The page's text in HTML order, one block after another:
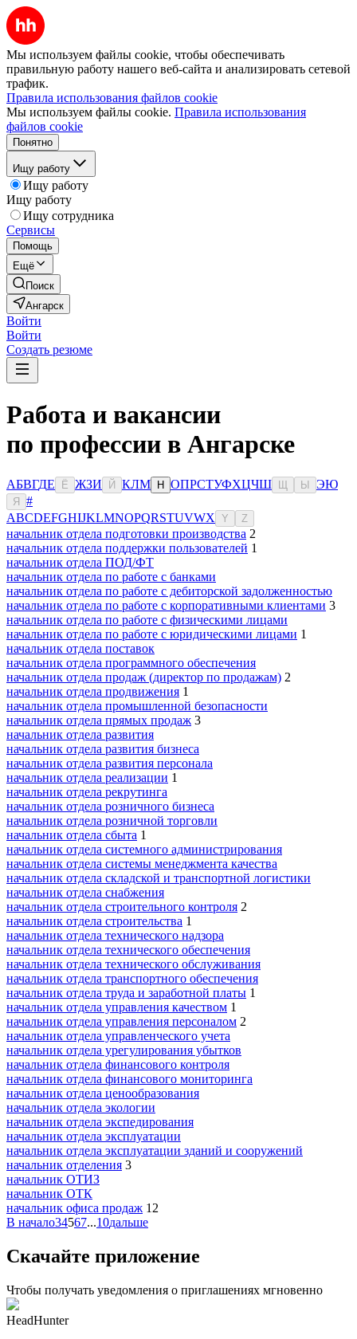
Мы используем файлы cookie, чтобы обеспечивать
правильную работу нашего веб-сайта и анализировать сетевой
трафик.
Правила использования файлов cookie
Мы используем файлы cookie. Правила использования
файлов cookie
Понятно
Ищу работу
Ищу работу
Ищу работу
Ищу сотрудника
Сервисы
Помощь
Ещё
Поиск
Ангарск
Войти
Войти
Создать резюме
Работа и вакансии
по профессии в Ангарске
АБВГДЕ Ё ЖЗИ Й КЛМ Н ОПРСТУФХЦЧШ Ы ЭЮ
Я
#
ABCDEFGHIJKLMNOPQRSTUVWX Y Z
начальник отдела подготовки производства 2
начальник отдела поддержки пользователей 1
начальник отдела ПОД/ФТ
начальник отдела по работе с банками
начальник отдела по работе с дебиторской задолженностью
начальник отдела по работе с корпоративными клиентами 3
начальник отдела по работе с физическими лицами
начальник отдела по работе с юридическими лицами 1
начальник отдела поставок
начальник отдела программного обеспечения
начальник отдела продаж (директор по продажам) 2
начальник отдела продвижения 1
начальник отдела промышленной безопасности
начальник отдела прямых продаж 3
начальник отдела развития
начальник отдела развития бизнеса
начальник отдела развития персонала
начальник отдела реализации 1
начальник отдела рекрутинга
начальник отдела розничного бизнеса
начальник отдела розничной торговли
начальник отдела сбыта 1
начальник отдела системного администрирования
начальник отдела системы менеджмента качества
начальник отдела складской и транспортной логистики
начальник отдела снабжения
начальник отдела строительного контроля 2
начальник отдела строительства 1
начальник отдела технического надзора
начальник отдела технического обеспечения
начальник отдела технического обслуживания
начальник отдела транспортного обеспечения
начальник отдела труда и заработной платы 1
начальник отдела управления качеством 1
начальник отдела управления персоналом 2
начальник отдела управленческого учета
начальник отдела урегулирования убытков
начальник отдела финансового контроля
начальник отдела финансового мониторинга
начальник отдела ценообразования
начальник отдела экологии
начальник отдела экспедирования
начальник отдела эксплуатации
начальник отдела эксплуатации зданий и сооружений
начальник отделения 3
начальник ОТИЗ
начальник ОТК
начальник офиса продаж 12
В начало34567...10дальше
Скачайте приложение
Чтобы получать уведомления о приглашениях мгновенно
HeadHunter